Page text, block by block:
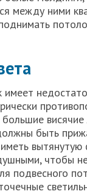
между ними
имеет
большие
быть
вытянутую
чтобы
подвесного